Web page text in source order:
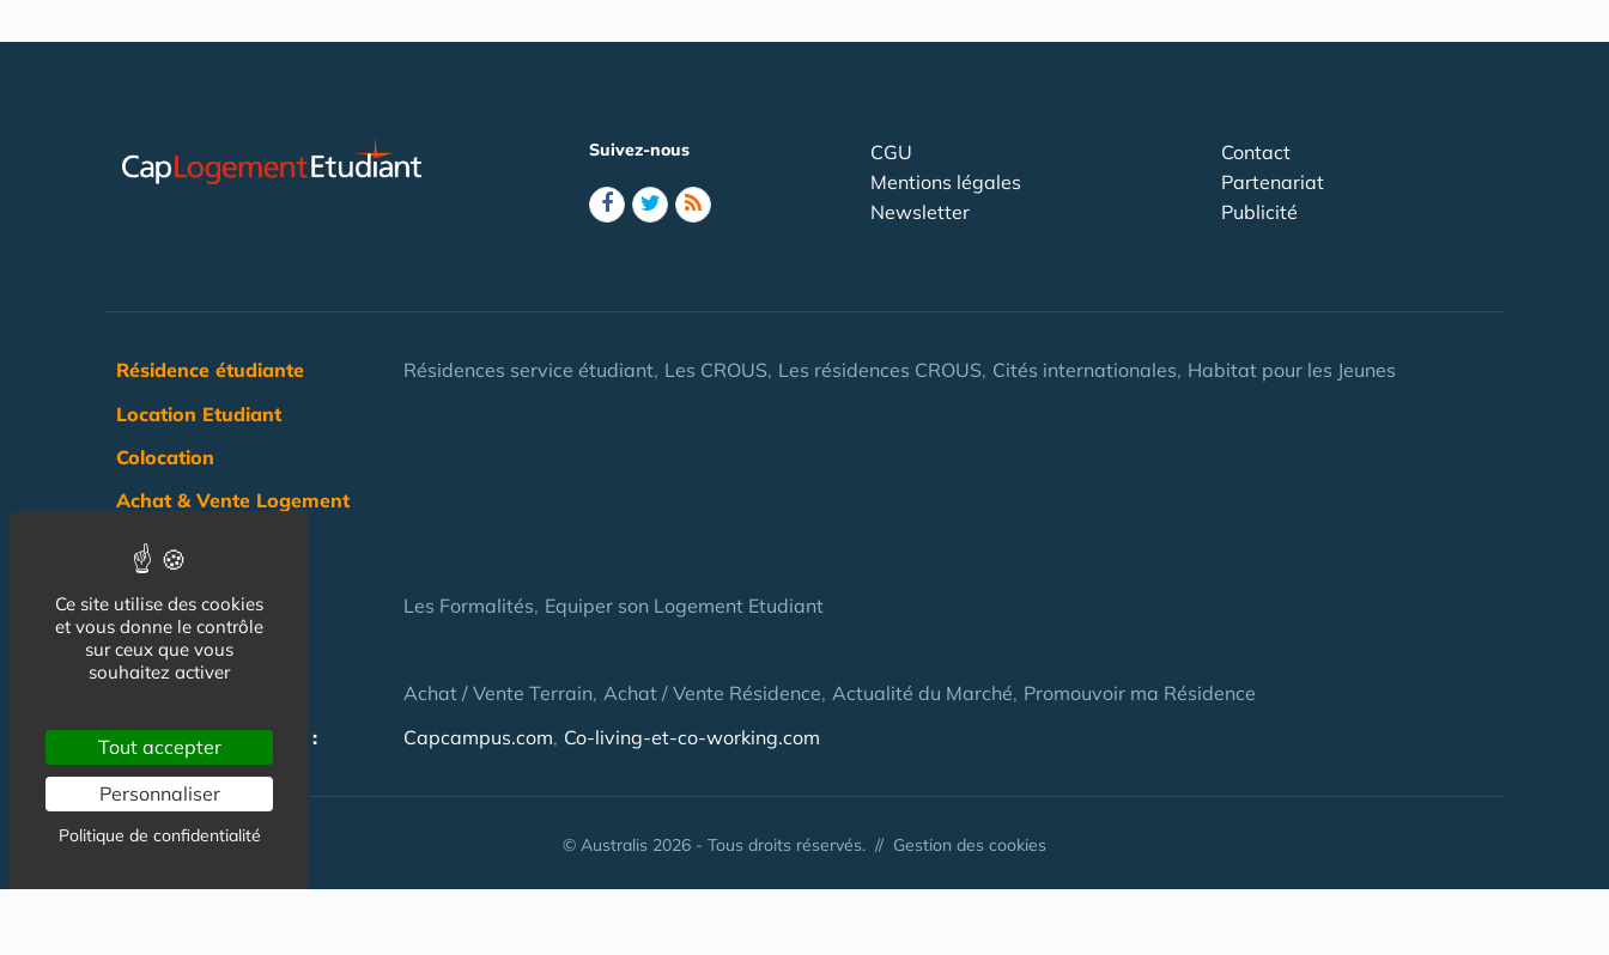
Suivez-nous
CGU
Mentions légales
Newsletter
Contact
Partenariat
Publicité
Résidence étudiante Résidences service étudiant Les CROUS Les résidences CROUS Cités internationales Habitat pour les Jeunes
Location Etudiant
Colocation
Achat & Vente Logement
Aides
Pratique
Les Formalités Equiper son Logement Etudiant
Actualité
Achat / Vente Terrain Achat / Vente Résidence Actualité du Marché Promouvoir ma Résidence
NOS AUTRES SITES :
Capcampus.com Co-living-et-co-working.com
© Australis 2026 - Tous droits réservés. // Gestion des cookies
Ce site utilise des cookies
et vous donne le contrôle
sur ceux que vous
souhaitez activer
Tout accepter
Personnaliser
Politique de confidentialité